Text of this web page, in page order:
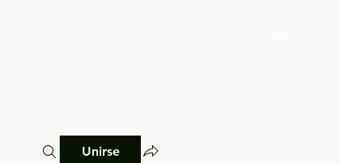
Unirse